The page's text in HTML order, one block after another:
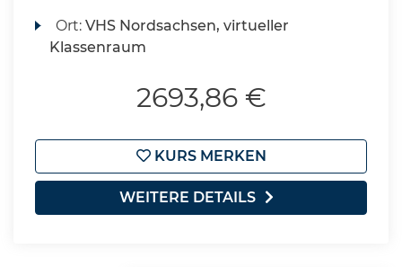
Ort:VHS Nordsachsen, virtueller
Klassenraum
2693,86 €
KURS MERKEN
WEITERE DETAILS